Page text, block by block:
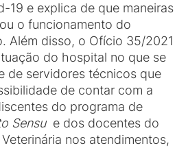
19 e explica de que maneiras
o funcionamento do
Além disso, o Ofício 35/2021
do hospital no que se
de servidores técnicos que
de contar com a
do programa de
Sensue dos docentes do
nos atendimentos,